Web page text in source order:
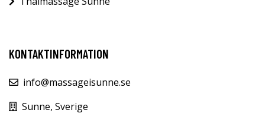
KONTAKTINFORMATION
info@massageisunne.se
Sunne, Sverige